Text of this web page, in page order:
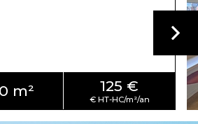
m² 125 €